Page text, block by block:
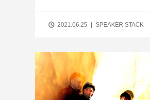
2021.06.25 SPEAKER STACK